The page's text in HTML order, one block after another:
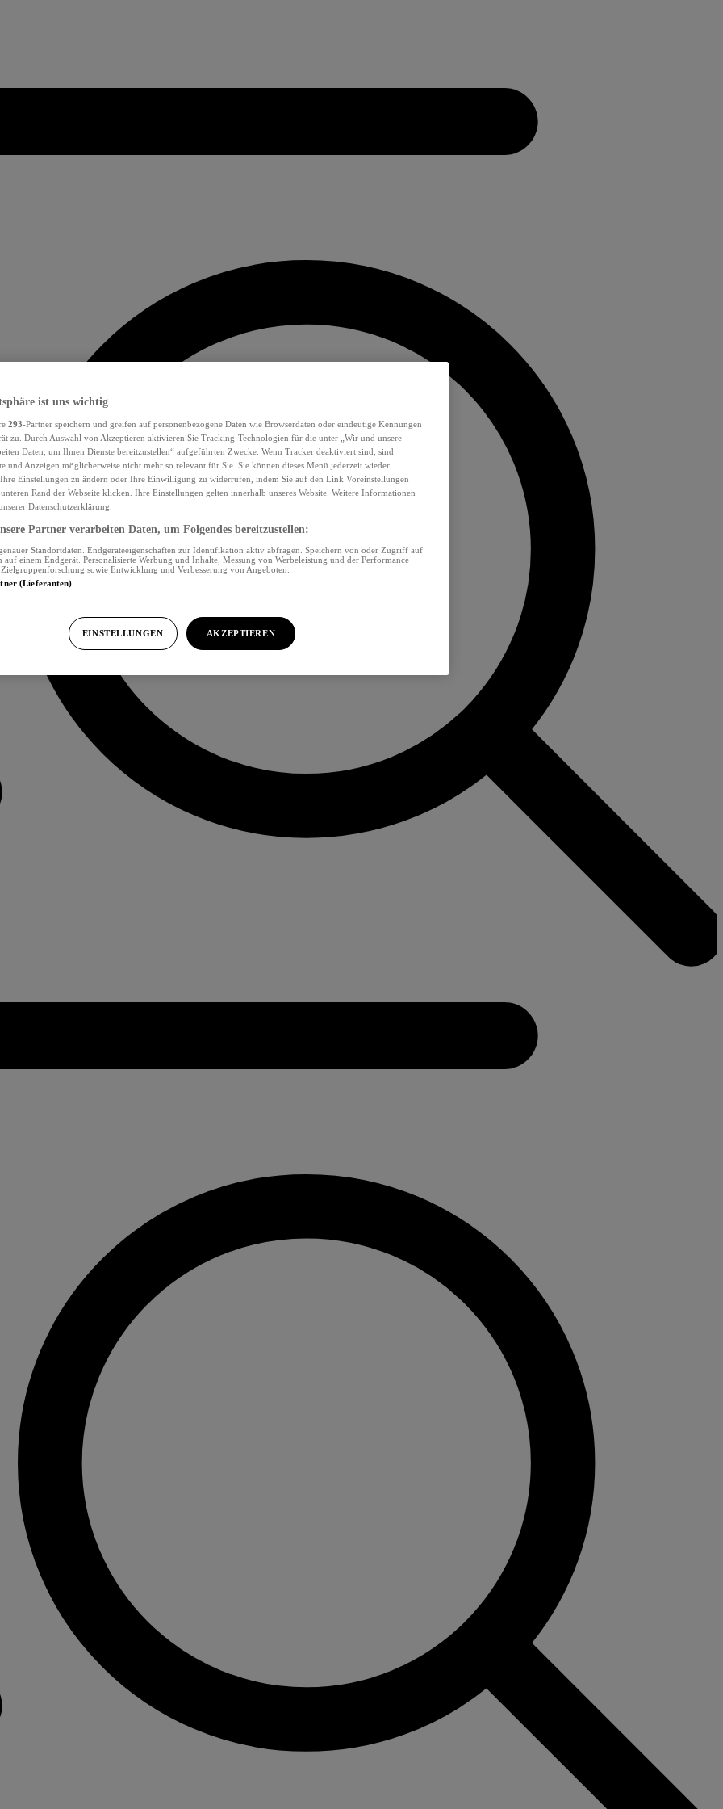
ist uns wichtig
293-Partner speichern und greifen auf personenbezogene Daten wie Browserdaten oder eindeutige Kennungen
zu. Durch Auswahl von Akzeptieren aktivieren Sie Tracking-Technologien für die unter „Wir und unsere
Daten, um Ihnen Dienste bereitzustellen“ aufgeführten Zwecke. Wenn Tracker deaktiviert sind, sind
und Anzeigen möglicherweise nicht mehr so relevant für Sie. Sie können dieses Menü jederzeit wieder
Einstellungen zu ändern oder Ihre Einwilligung zu widerrufen, indem Sie auf den Link Voreinstellungen
Rand der Webseite klicken. Ihre Einstellungen gelten innerhalb unseres Website. Weitere Informationen
Datenschutzerklärung.
Partner verarbeiten Daten, um Folgendes bereitzustellen:
Standortdaten. Endgeräteeigenschaften zur Identifikation aktiv abfragen. Speichern von oder Zugriff auf
einem Endgerät. Personalisierte Werbung und Inhalte, Messung von Werbeleistung und der Performance
sowie Entwicklung und Verbesserung von Angeboten.
(Lieferanten)
EINSTELLUNGEN AKZEPTIEREN